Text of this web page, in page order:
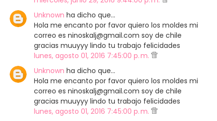
Unknown ha dicho que…
Hola me encanto por favor quiero los moldes mi
correo es ninoskalj@gmail.com soy de chile
gracias muuyyy lindo tu trabajo felicidades
lunes, agosto 01, 2016 7:45:00 p. m.
Unknown ha dicho que…
Hola me encanto por favor quiero los moldes mi
correo es ninoskalj@gmail.com soy de chile
gracias muuyyy lindo tu trabajo felicidades
lunes, agosto 01, 2016 7:45:00 p. m.